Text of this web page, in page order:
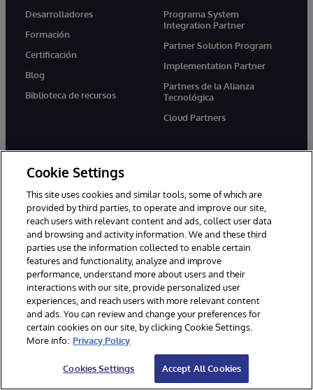
Desarrolladores
Formación
Certificación
Blog
Biblioteca de recursos
Programa System
Integration Partner
Partner Solution Program
Implementation Partner
Partners de la Alianza
Tecnológica
Cloud Partners
Noticias
Eventos
Empleo
Centro de Soporte Global
(WRC)
Documentación
Product Alerts &amp;
Advisories
derechos reservados.
Cookie Settings
This site uses cookies and similar tools, some of which are
provided by third parties, to operate and improve our site,
reach users with relevant content and ads, collect user data
and browsing and activity information. We and these third
parties use the information collected to enable certain
features and functionality, analyze and improve
performance, understand more about users and their
interactions with our site, provide personalized user
experiences, and reach users with more relevant content
and ads. You can review and change your preferences for
certain cookies on our site, by clicking Cookie Settings.
More info: Privacy Policy
Cookies Settings Accept All Cookies